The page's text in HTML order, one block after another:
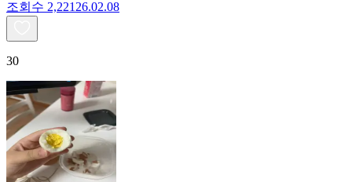
조회수 2,221 26.02.08
30